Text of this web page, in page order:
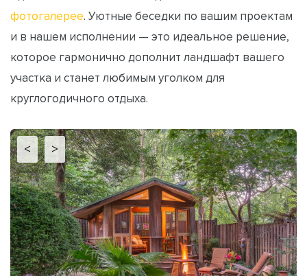
фотогалерее . Уютные беседки по вашим проектам
и в нашем исполнении — это идеальное решение,
которое гармонично дополнит ландшафт вашего
участка и станет любимым уголком для
круглогодичного отдыха.
< >